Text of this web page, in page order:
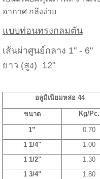
อากาศ กลึงง่าย
แบบท่อนทรงกลมตัน
เส้นผ่าศูนย์กลาง 1" - 6"
ยาว (สูง) 12"
อลูมิเนียมหล่อ 44
ขนาด Kg/Pc.
1”
0.70
1 1/4"
1.00
1 1/2"
1.30
1 3/4"
1.80